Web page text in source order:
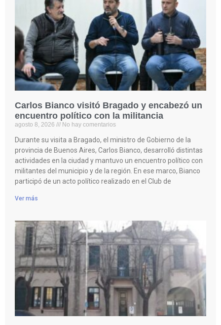
Carlos Bianco visitó Bragado y encabezó un
encuentro político con la militancia
agosto 8, 2026 No hay comentarios
Durante su visita a Bragado, el ministro de Gobierno de la
provincia de Buenos Aires, Carlos Bianco, desarrolló distintas
actividades en la ciudad y mantuvo un encuentro político con
militantes del municipio y de la región. En ese marco, Bianco
participó de un acto político realizado en el Club de
Ver más